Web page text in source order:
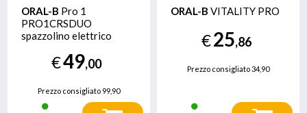
ORAL-B Pro 1
PRO1CRSDUO
spazzolino elettrico
rotante-oscillante Nero,
Turchese, Bianco
€49,00
Prezzo consigliato99,90
ORAL-B VITALITY PRO
€25,86
Prezzo consigliato34,90